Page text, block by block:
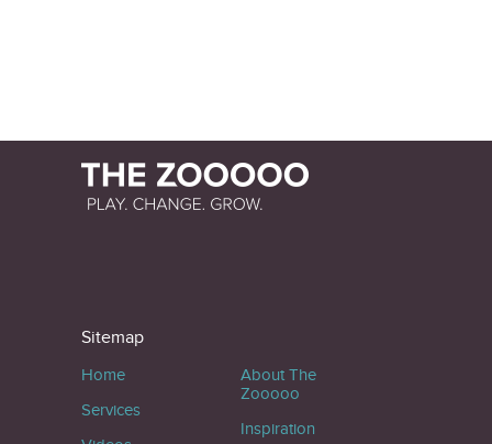
Sitemap
Home
Services
About The
Zooooo
Inspiration